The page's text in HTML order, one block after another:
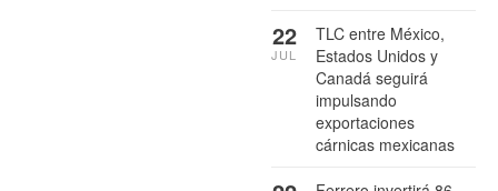
TLC entre México,
Estados Unidos y
Canadá seguirá
impulsando
exportaciones
cárnicas mexicanas
22
JUL